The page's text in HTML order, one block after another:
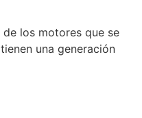
los motores que se
una generación